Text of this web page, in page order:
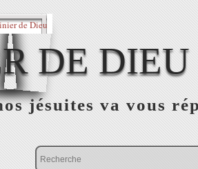
DE DIEU
jésuites va vous